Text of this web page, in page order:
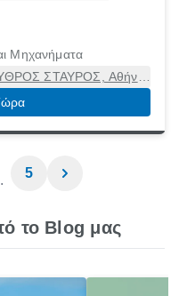
Μηχανήματα
ΣΤΑΥΡΟΣ, Αθήνα
11526
5
το Blog μας